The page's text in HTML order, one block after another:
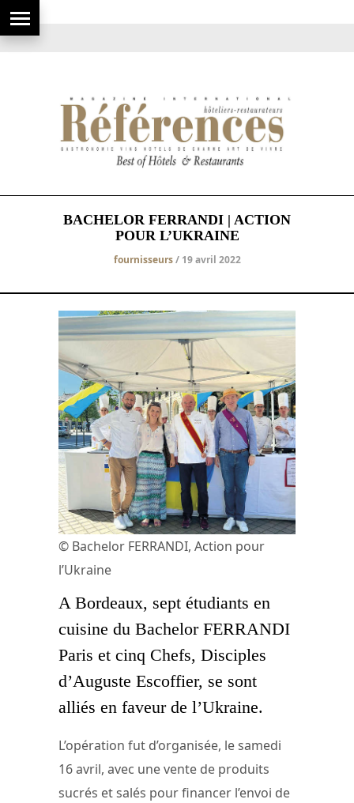
BACHELOR FERRANDI | ACTION
POUR L’UKRAINE
fournisseurs/ 19 avril 2022
© Bachelor FERRANDI, Action pour
l’Ukraine
A Bordeaux, sept étudiants en
cuisine du Bachelor FERRANDI
Paris et cinq Chefs, Disciples
d’Auguste Escoffier, se sont
alliés en faveur de l’Ukraine.
L’opération fut d’organisée, le samedi
16 avril, avec une vente de produits
sucrés et salés pour financer l’envoi de